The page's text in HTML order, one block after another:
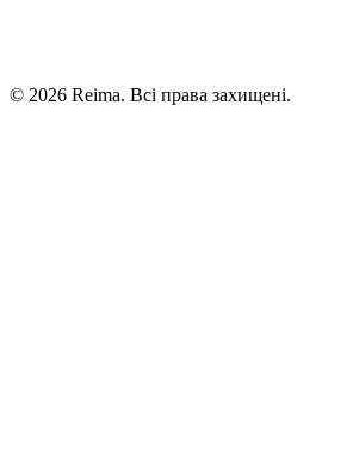
© 2026 Reima. Всі права захищені.